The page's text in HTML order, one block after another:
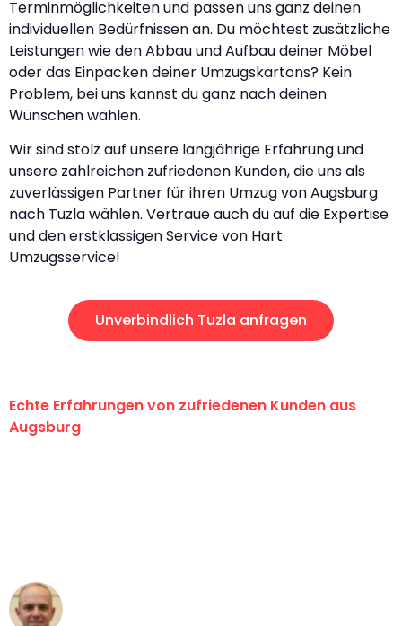
Terminmöglichkeiten und passen uns ganz deinen
individuellen Bedürfnissen an. Du möchtest zusätzliche
Leistungen wie den Abbau und Aufbau deiner Möbel
oder das Einpacken deiner Umzugskartons? Kein
Problem, bei uns kannst du ganz nach deinen
Wünschen wählen.
Wir sind stolz auf unsere langjährige Erfahrung und
unsere zahlreichen zufriedenen Kunden, die uns als
zuverlässigen Partner für ihren Umzug von Augsburg
nach Tuzla wählen. Vertraue auch du auf die Expertise
und den erstklassigen Service von Hart
Umzugsservice!
Unverbindlich Tuzla anfragen
Echte Erfahrungen von zufriedenen Kunden aus
Augsburg